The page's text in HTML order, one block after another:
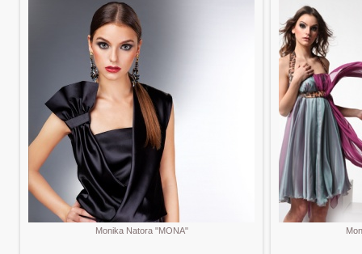
Monika Natora "MONA"